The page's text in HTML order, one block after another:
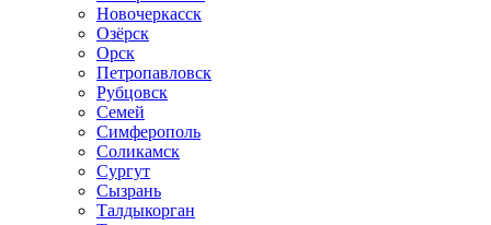
Новочеркасск
Озёрск
Орск
Петропавловск
Рубцовск
Семей
Симферополь
Соликамск
Сургут
Сызрань
Талдыкорган